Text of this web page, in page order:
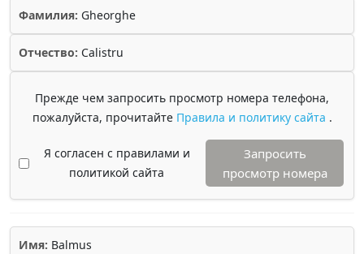
Фамилия: Gheorghe
Отчество: Calistru
Прежде чем запросить просмотр номера телефона,
пожалуйста, прочитайте Правила и политику сайта .
Я согласен с правилами и
политикой сайта
Запросить
просмотр номера
Имя: Balmus